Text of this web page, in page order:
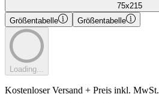
75x215
Größentabelle
Größentabelle
Loading...
Kostenloser Versand + Preis inkl. MwSt.